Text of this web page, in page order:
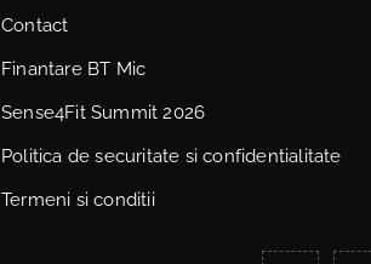
Contact
Finantare BT Mic
Sense4Fit Summit 2026
Politica de securitate si confidentialitate
Termeni si conditii